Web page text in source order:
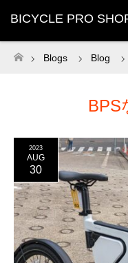
BICYCLE PRO
ホーム
Blogs Blog
BPS
2023
AUG
30